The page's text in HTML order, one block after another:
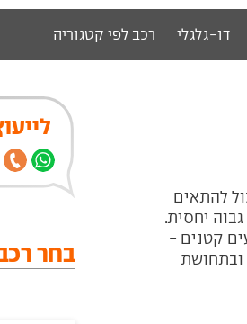
דו-גלגלי רכב לפי קטגוריה
להתאים
יחסית.
קטנים -
ובתחושת
074-799-1900
בחר